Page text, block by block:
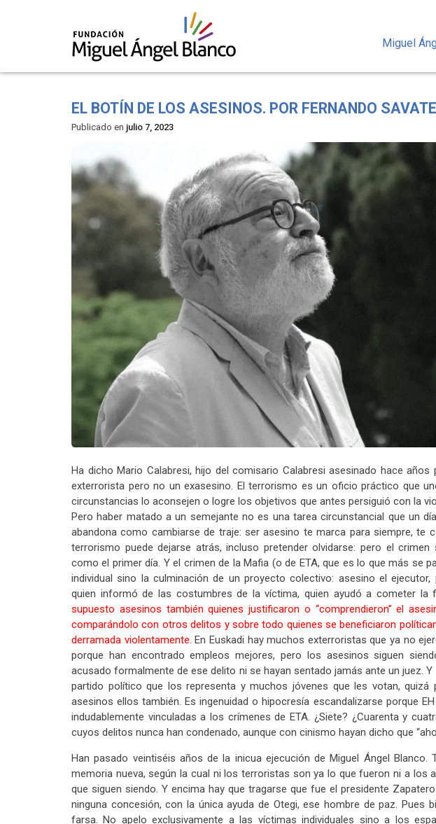
Miguel
EL BOTÍN DE LOS ASESINOS. POR FERNANDO
Publicado en julio 7, 2023
Ha dicho Mario Calabresi, hijo del comisario Calabresi asesinado hace
exterrorista pero no un exasesino. El terrorismo es un oficio práctico que
circunstancias lo aconsejen o logre los objetivos que antes persiguió con la
Pero haber matado a un semejante no es una tarea circunstancial que un
abandona como cambiarse de traje: ser asesino te marca para siempre, te
terrorismo puede dejarse atrás, incluso pretender olvidarse: pero el
como el primer día. Y el crimen de la Mafia (o de ETA, que es lo que más se
individual sino la culminación de un proyecto colectivo: asesino el
quien informó de las costumbres de la víctima, quien ayudó a cometer la
supuesto asesinos también quienes justificaron o “comprendieron” el
comparándolo con otros delitos y sobre todo quienes se beneficiaron
derramada violentamente. En Euskadi hay muchos exterroristas que ya no
porque han encontrado empleos mejores, pero los asesinos siguen
acusado formalmente de ese delito ni se hayan sentado jamás ante un juez.
partido político que los representa y muchos jóvenes que les votan,
asesinos ellos también. Es ingenuidad o hipocresía escandalizarse porque
indudablemente vinculadas a los crímenes de ETA. ¿Siete? ¿Cuarenta y
cuyos delitos nunca han condenado, aunque con cinismo hayan dicho que
Han pasado veintiséis años de la inicua ejecución de Miguel Ángel Blanco.
memoria nueva, según la cual ni los terroristas son ya lo que fueron ni a los
que siguen siendo. Y encima hay que tragarse que fue el presidente
ninguna concesión, con la única ayuda de Otegi, ese hombre de paz. Pues
farsa. No apelo exclusivamente a las víctimas individuales sino a los